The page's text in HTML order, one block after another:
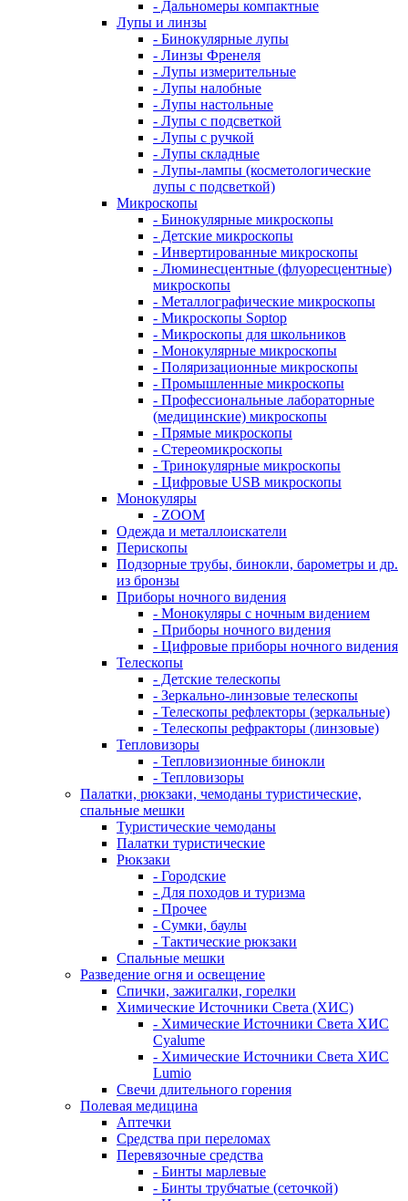
- Дальномеры компактные
Лупы и линзы
- Бинокулярные лупы
- Линзы Френеля
- Лупы измерительные
- Лупы налобные
- Лупы настольные
- Лупы с подсветкой
- Лупы с ручкой
- Лупы складные
- Лупы-лампы (косметологические
лупы с подсветкой)
Микроскопы
- Бинокулярные микроскопы
- Детские микроскопы
- Инвертированные микроскопы
- Люминесцентные (флуоресцентные)
микроскопы
- Металлографические микроскопы
- Микроскопы Soptop
- Микроскопы для школьников
- Монокулярные микроскопы
- Поляризационные микроскопы
- Промышленные микроскопы
- Профессиональные лабораторные
(медицинские) микроскопы
- Прямые микроскопы
- Стереомикроскопы
- Тринокулярные микроскопы
- Цифровые USB микроскопы
Монокуляры
- ZOOM
Одежда и металлоискатели
Перископы
Подзорные трубы, бинокли, барометры и др.
из бронзы
Приборы ночного видения
- Монокуляры с ночным видением
- Приборы ночного видения
- Цифровые приборы ночного видения
Телескопы
- Детские телескопы
- Зеркально-линзовые телескопы
- Телескопы рефлекторы (зеркальные)
- Телескопы рефракторы (линзовые)
Тепловизоры
- Тепловизионные бинокли
- Тепловизоры
Палатки, рюкзаки, чемоданы туристические,
спальные мешки
Туристические чемоданы
Палатки туристические
Рюкзаки
- Городские
- Для походов и туризма
- Прочее
- Сумки, баулы
- Тактические рюкзаки
Спальные мешки
Разведение огня и освещение
Спички, зажигалки, горелки
Химические Источники Света (ХИС)
- Химические Источники Света ХИС
Cyalume
- Химические Источники Света ХИС
Lumio
Свечи длительного горения
Полевая медицина
Аптечки
Средства при переломах
Перевязочные средства
- Бинты марлевые
- Бинты трубчатые (сеточкой)